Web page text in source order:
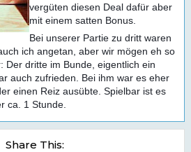
vergüten diesen Deal dafür aber
mit einem satten Bonus.
Bei unserer Partie zu dritt waren
ich angetan, aber wir mögen eh so
Der dritte im Bunde, eigentlich ein
auch zufrieden. Bei ihm war es eher
einen Reiz ausübte. Spielbar ist es
ca. 1 Stunde.
Share This: